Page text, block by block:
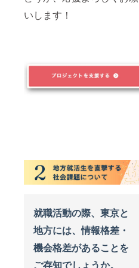
いします！
就職活動の際、東京と
地方には、情報格差・
機会格差があることを
ご存知でしょうか。